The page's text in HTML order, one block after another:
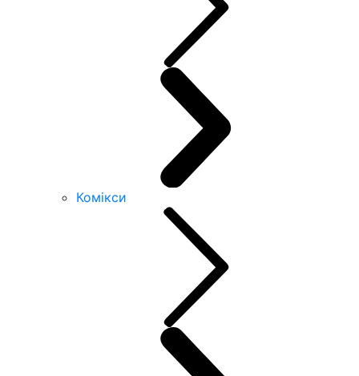
Комікси